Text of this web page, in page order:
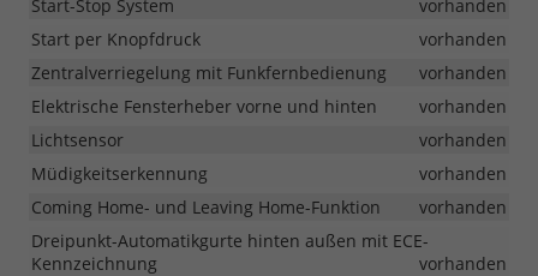
Start-Stop System
vorhanden
Start per Knopfdruck
vorhanden
Zentralverriegelung mit Funkfernbedienung
vorhanden
Elektrische Fensterheber vorne und hinten
vorhanden
Lichtsensor
vorhanden
Müdigkeitserkennung
vorhanden
Coming Home- und Leaving Home-Funktion
vorhanden
Dreipunkt-Automatikgurte hinten außen mit ECE-
Kennzeichnung
vorhanden